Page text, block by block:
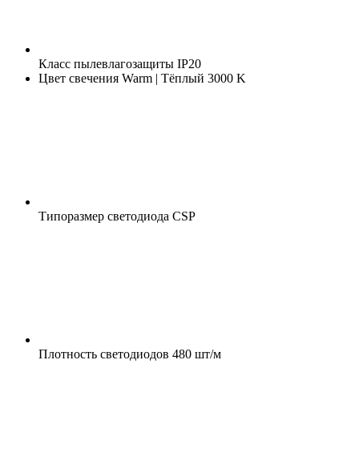
Класс пылевлагозащиты IP20
Цвет свечения Warm | Тёплый 3000 K
Типоразмер светодиода CSP
Плотность светодиодов 480 шт/м